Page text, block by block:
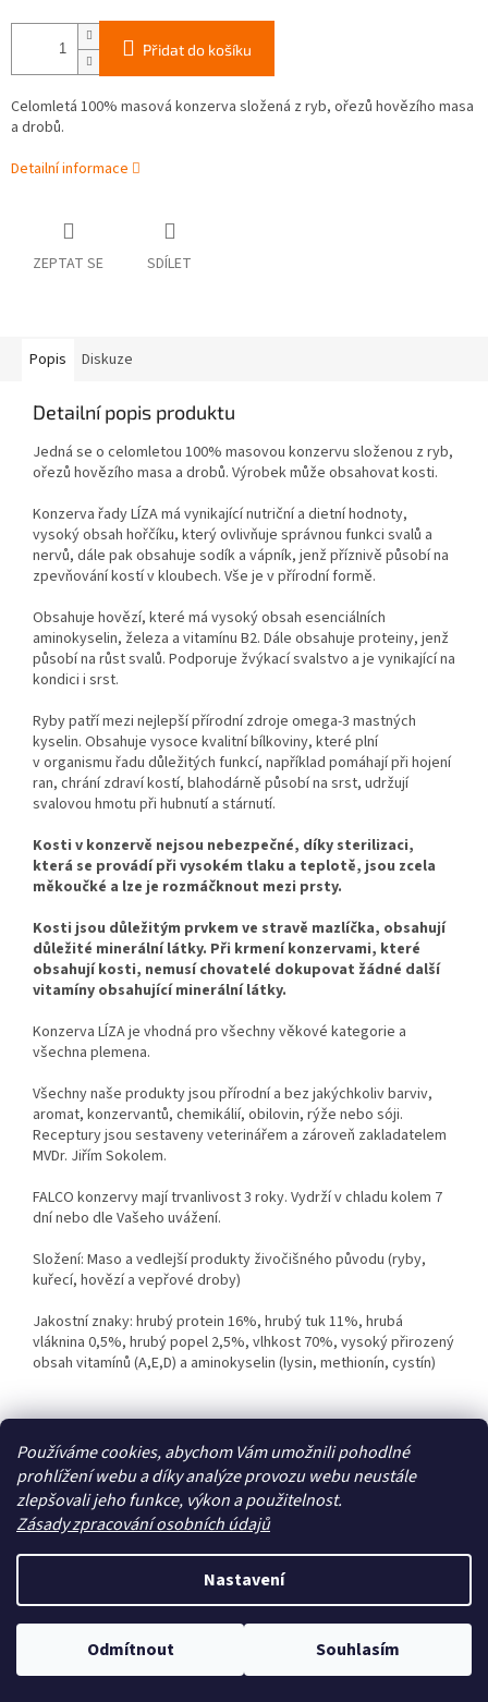
Používáme cookies, abychom Vám umožnili pohodlné
prohlížení webu a díky analýze provozu webu neustále
zlepšovali jeho funkce, výkon a použitelnost.
Zásady zpracování osobních údajů
Nastavení
Odmítnout Souhlasím
Přidat do košíku
Celomletá 100% masová konzerva složená z ryb, ořezů hovězího masa
a drobů.
Detailní informace
ZEPTAT SE SDÍLET
Popis Diskuze
Detailní popis produktu
Jedná se o celomletou 100% masovou konzervu složenou z ryb,
ořezů hovězího masa a drobů. Výrobek může obsahovat kosti.
Konzerva řady LÍZA má vynikající nutriční a dietní hodnoty,
vysoký obsah hořčíku, který ovlivňuje správnou funkci svalů a
nervů, dále pak obsahuje sodík a vápník, jenž příznivě působí na
zpevňování kostí v kloubech. Vše je v přírodní formě.
Obsahuje hovězí, které má vysoký obsah esenciálních
aminokyselin, železa a vitamínu B2. Dále obsahuje proteiny, jenž
působí na růst svalů. Podporuje žvýkací svalstvo a je vynikající na
kondici i srst.
Ryby patří mezi nejlepší přírodní zdroje omega-3 mastných
kyselin. Obsahuje vysoce kvalitní bílkoviny, které plní
v organismu řadu důležitých funkcí, například pomáhají při hojení
ran, chrání zdraví kostí, blahodárně působí na srst, udržují
svalovou hmotu při hubnutí a stárnutí.
Kosti v konzervě nejsou nebezpečné, díky sterilizaci,
která se provádí při vysokém tlaku a teplotě, jsou zcela
měkoučké a lze je rozmáčknout mezi prsty.
Kosti jsou důležitým prvkem ve stravě mazlíčka, obsahují
důležité minerální látky. Při krmení konzervami, které
obsahují kosti, nemusí chovatelé dokupovat žádné další
vitamíny obsahující minerální látky.
Konzerva LÍZA je vhodná pro všechny věkové kategorie a
všechna plemena.
Všechny naše produkty jsou přírodní a bez jakýchkoliv barviv,
aromat, konzervantů, chemikálií, obilovin, rýže nebo sóji.
Receptury jsou sestaveny veterinářem a zároveň zakladatelem
MVDr. Jiřím Sokolem.
FALCO konzervy mají trvanlivost 3 roky. Vydrží v chladu kolem 7
dní nebo dle Vašeho uvážení.
Složení: Maso a vedlejší produkty živočišného původu (ryby,
kuřecí, hovězí a vepřové droby)
Jakostní znaky: hrubý protein 16%, hrubý tuk 11%, hrubá
vláknina 0,5%, hrubý popel 2,5%, vlhkost 70%, vysoký přirozený
obsah vitamínů (A,E,D) a aminokyselin (lysin, methionín, cystín)
Zboží.cz Heureka.cz
Vytvořil Shoptet
Copyright 2026 . Všechna práva vyhrazena.